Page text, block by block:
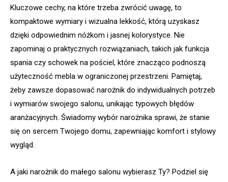
Kluczowe cechy, na które trzeba zwrócić uwagę, to
kompaktowe wymiary i wizualna lekkość, którą uzyskasz
dzięki odpowiednim nóżkom i jasnej kolorystyce. Nie
zapominaj o praktycznych rozwiązaniach, takich jak funkcja
spania czy schowek na pościel, które znacząco podnoszą
użyteczność mebla w ograniczonej przestrzeni. Pamiętaj,
żeby zawsze dopasować narożnik do indywidualnych potrzeb
i wymiarów swojego salonu, unikając typowych błędów
aranżacyjnych. Świadomy wybór narożnika sprawi, że stanie
się on sercem Twojego domu, zapewniając komfort i stylowy
wygląd.
A jaki narożnik do małego salonu wybierasz Ty? Podziel się